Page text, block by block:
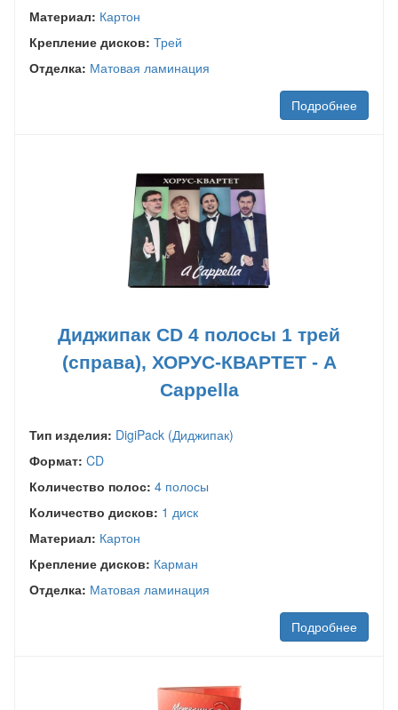
Материал: Картон
Крепление дисков: Трей
Отделка: Матовая ламинация
Подробнее
Диджипак CD 4 полосы 1 трей
(справа), ХОРУС-КВАРТЕТ - A
Cappella
Тип изделия: DigiPack (Диджипак)
Формат: CD
Количество полос: 4 полосы
Количество дисков: 1 диск
Материал: Картон
Крепление дисков: Карман
Отделка: Матовая ламинация
Подробнее